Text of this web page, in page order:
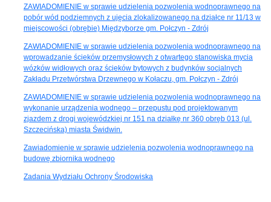
ZAWIADOMIENIE w sprawie udzielenia pozwolenia wodnoprawnego na
pobór wód podziemnych z ujęcia zlokalizowanego na działce nr 11/13 w
miejscowości (obrębie) Międzyborze gm. Połczyn - Zdrój
ZAWIADOMIENIE w sprawie udzielenia pozwolenia wodnoprawnego na
wprowadzanie ścieków przemysłowych z otwartego stanowiska mycia
wózków widłowych oraz ścieków bytowych z budynków socjalnych
Zakładu Przetwórstwa Drzewnego w Kołaczu, gm. Połczyn - Zdrój
ZAWIADOMIENIE w sprawie udzielenia pozwolenia wodnoprawnego na
wykonanie urządzenia wodnego – przepustu pod projektowanym
zjazdem z drogi wojewódzkiej nr 151 na działkę nr 360 obręb 013 (ul.
Szczecińska) miasta Świdwin.
Zawiadomienie w sprawie udzielenia pozwolenia wodnoprawnego na
budowę zbiornika wodnego
Zadania Wydziału Ochrony Środowiska